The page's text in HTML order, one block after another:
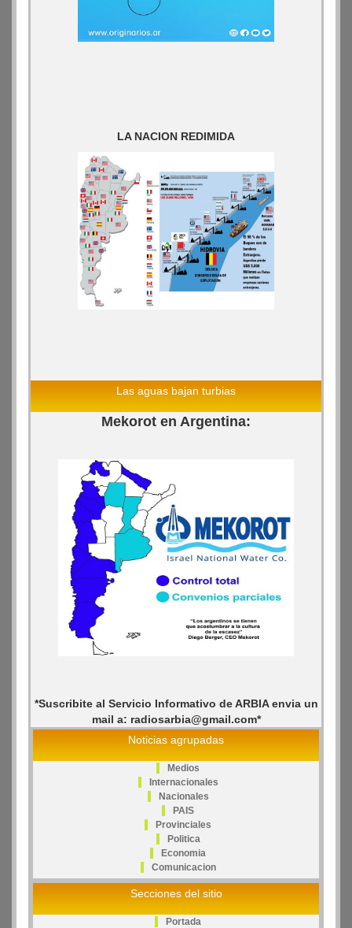
LA NACION REDIMIDA
Las aguas bajan turbias
Mekorot en Argentina:
*Suscribite al Servicio Informativo de ARBIA envia un
mail a: radiosarbia@gmail.com*
Noticias agrupadas
Medios
Internacionales
Nacionales
PAIS
Provinciales
Politica
Economia
Comunicacion
Secciones del sitio
Portada